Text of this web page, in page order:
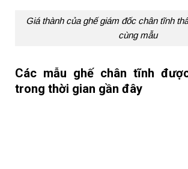
Giá thành của ghế giám đốc chân tĩnh
cùng mẫu
Các mẫu ghế chân tĩnh
trong thời gian gần đây